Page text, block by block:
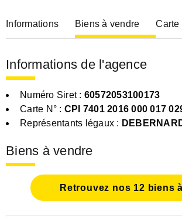
Informations Biens à vendre Carte
Informations de l'agence
Numéro Siret : 60572053100173
Carte N° : CPI 7401 2016 000 017
Représentants légaux :
Biens à vendre
Retrouvez nos 12 biens